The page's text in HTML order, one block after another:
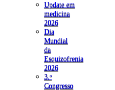
Update em
medicina
2026
Dia
Mundial
da
Esquizofrenia
2026
3.ᵒ
Congresso